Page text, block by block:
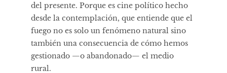
del presente. Porque es cine político hecho
desde la contemplación, que entiende que el
fuego no es solo un fenómeno natural sino
también una consecuencia de cómo hemos
gestionado —o abandonado— el medio
rural.